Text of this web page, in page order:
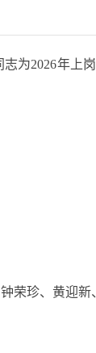
为2026年上
荣珍、黄迎新